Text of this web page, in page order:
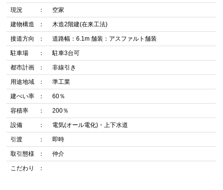
現況 空家
建物構造 木造2階建(在来工法)
接道方向 道路幅：6.1m 舗装：アスファルト舗装
駐車場 駐車3台可
都市計画 非線引き
用途地域 準工業
建ぺい率 60％
容積率 200％
設備 電気(オール電化)・上下水道
引渡 即時
取引態様 仲介
こだわり